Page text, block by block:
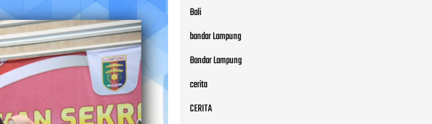
Bali
bandar Lampung
Bandar Lampung
cerita
CERITA